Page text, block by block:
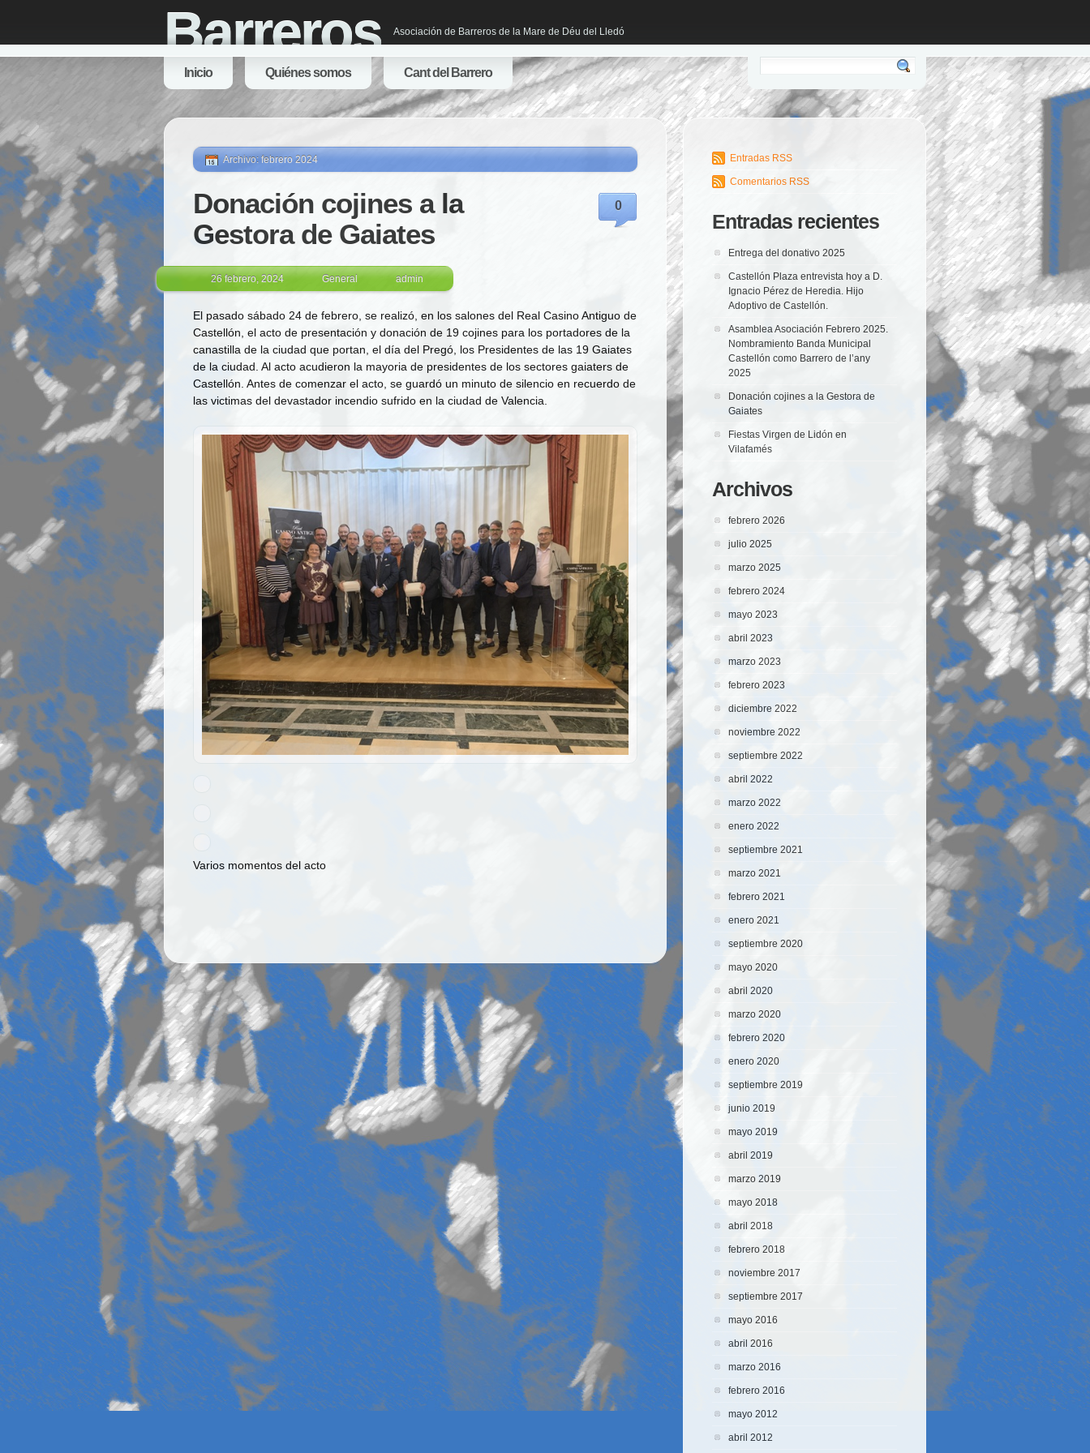
Barreros Asociación de Barreros de la Mare de Déu del Lledó
Inicio Quiénes somos Cant del Barrero
Archivo: febrero 2024
Donación cojines a la
Gestora de Gaiates
0
26 febrero, 2024 General admin
El pasado sábado 24 de febrero, se realizó, en los salones del Real Casino Antiguo de
Castellón, el acto de presentación y donación de 19 cojines para los portadores de la
canastilla de la ciudad que portan, el día del Pregó, los Presidentes de las 19 Gaiates
de la ciudad. Al acto acudieron la mayoria de presidentes de los sectores gaiaters de
Castellón. Antes de comenzar el acto, se guardó un minuto de silencio en recuerdo de
las victimas del devastador incendio sufrido en la ciudad de Valencia.
Varios momentos del acto
Entradas RSS
Comentarios RSS
Entradas recientes
Entrega del donativo 2025
Castellón Plaza entrevista hoy a D.
Ignacio Pérez de Heredia. Hijo
Adoptivo de Castellón.
Asamblea Asociación Febrero 2025.
Nombramiento Banda Municipal
Castellón como Barrero de l’any
2025
Donación cojines a la Gestora de
Gaiates
Fiestas Virgen de Lidón en
Vilafamés
Archivos
febrero 2026
julio 2025
marzo 2025
febrero 2024
mayo 2023
abril 2023
marzo 2023
febrero 2023
diciembre 2022
noviembre 2022
septiembre 2022
abril 2022
marzo 2022
enero 2022
septiembre 2021
marzo 2021
febrero 2021
enero 2021
septiembre 2020
mayo 2020
abril 2020
marzo 2020
febrero 2020
enero 2020
septiembre 2019
junio 2019
mayo 2019
abril 2019
marzo 2019
mayo 2018
abril 2018
febrero 2018
noviembre 2017
septiembre 2017
mayo 2016
abril 2016
marzo 2016
febrero 2016
mayo 2012
abril 2012